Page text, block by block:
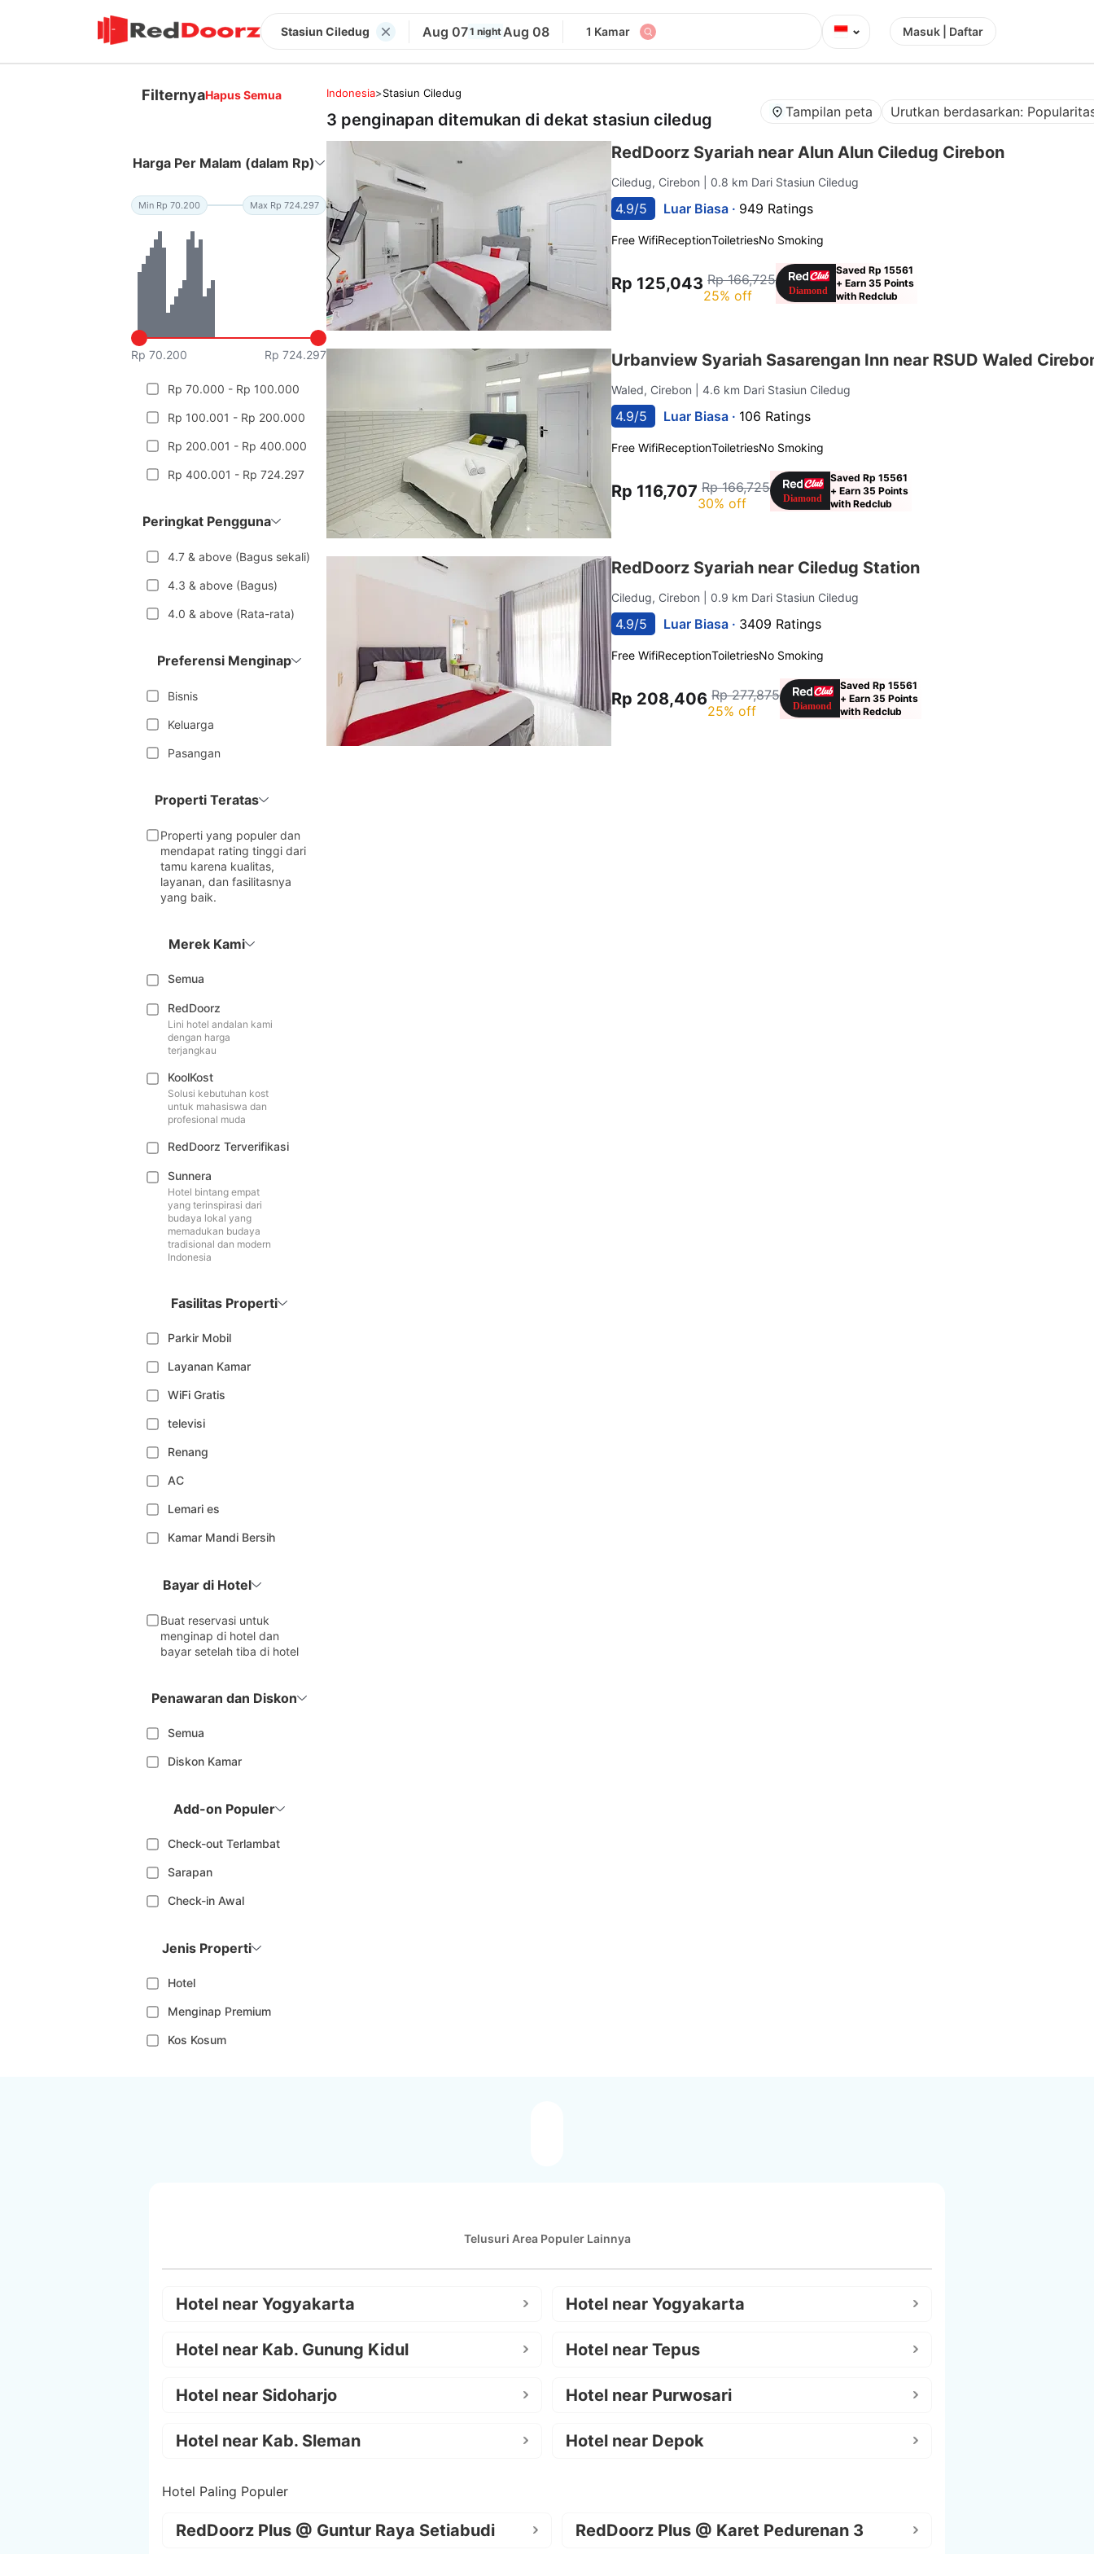
Stasiun Ciledug Aug 071 night Aug 08 1 Kamar ⌄ Masuk | Daftar
FilternyaHapus Semua
Harga Per Malam (dalam Rp)
Min Rp 70.200 Max Rp 724.297
Rp 70.200 Rp 724.297
Rp 70.000 - Rp 100.000
Rp 100.001 - Rp 200.000
Rp 200.001 - Rp 400.000
Rp 400.001 - Rp 724.297
Peringkat Pengguna
4.7 & above (Bagus sekali)
4.3 & above (Bagus)
4.0 & above (Rata-rata)
Preferensi Menginap
Bisnis
Keluarga
Pasangan
Properti Teratas
Properti yang populer dan
mendapat rating tinggi dari
tamu karena kualitas,
layanan, dan fasilitasnya
yang baik.
Merek Kami
Semua
RedDoorz
Lini hotel andalan kami
dengan harga
terjangkau
KoolKost
Solusi kebutuhan kost
untuk mahasiswa dan
profesional muda
RedDoorz Terverifikasi
Sunnera
Hotel bintang empat
yang terinspirasi dari
budaya lokal yang
memadukan budaya
tradisional dan modern
Indonesia
Fasilitas Properti
Parkir Mobil
Layanan Kamar
WiFi Gratis
televisi
Renang
AC
Lemari es
Kamar Mandi Bersih
Bayar di Hotel
Buat reservasi untuk
menginap di hotel dan
bayar setelah tiba di hotel
Penawaran dan Diskon
Semua
Diskon Kamar
Add-on Populer
Check-out Terlambat
Sarapan
Check-in Awal
Jenis Properti
Hotel
Menginap Premium
Kos Kosum
Indonesia>Stasiun Ciledug
3 penginapan ditemukan di dekat stasiun ciledug Tampilan peta Urutkan berdasarkan:
RedDoorz Syariah near Alun Alun Ciledug Cirebon
Ciledug, Cirebon | 0.8 km Dari Stasiun Ciledug
4.9/5 Luar Biasa · 949 Ratings
Free WifiReceptionToiletriesNo Smoking
Rp 125,043 Rp 166,725
25% off
Saved Rp 15561
+ Earn 35 Points
with Redclub
Urbanview Syariah Sasarengan Inn near RSUD Waled
Waled, Cirebon | 4.6 km Dari Stasiun Ciledug
4.9/5 Luar Biasa · 106 Ratings
Free WifiReceptionToiletriesNo Smoking
Rp 116,707 Rp 166,725
30% off
Saved Rp 15561
+ Earn 35 Points
with Redclub
RedDoorz Syariah near Ciledug Station
Ciledug, Cirebon | 0.9 km Dari Stasiun Ciledug
4.9/5 Luar Biasa · 3409 Ratings
Free WifiReceptionToiletriesNo Smoking
Rp 208,406 Rp 277,875
25% off
Saved Rp 15561
+ Earn 35 Points
with Redclub
Telusuri Area Populer Lainnya
Hotel near Yogyakarta Hotel near Yogyakarta
Hotel near Kab. Gunung Kidul Hotel near Tepus
Hotel near Sidoharjo Hotel near Purwosari
Hotel near Kab. Sleman Hotel near Depok
Hotel Paling Populer
RedDoorz Plus @ Guntur Raya Setiabudi RedDoorz Plus @ Karet Pedurenan 3